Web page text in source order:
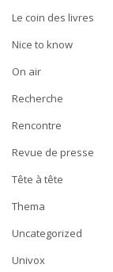
Le coin des livres
Nice to know
On air
Recherche
Rencontre
Revue de presse
Tête à tête
Thema
Uncategorized
Univox